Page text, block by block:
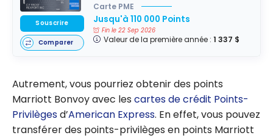
Carte PME
Jusqu'à 110 000 Points
Fin le 22 Sep 2026
Valeur de la première année : 1 337 $
Souscrire
Comparer
Autrement, vous pourriez obtenir des points
Marriott Bonvoy avec les cartes de crédit Points-
Privilègesd’American Express. En effet, vous pouvez
transférer des points-privilèges en points Marriott